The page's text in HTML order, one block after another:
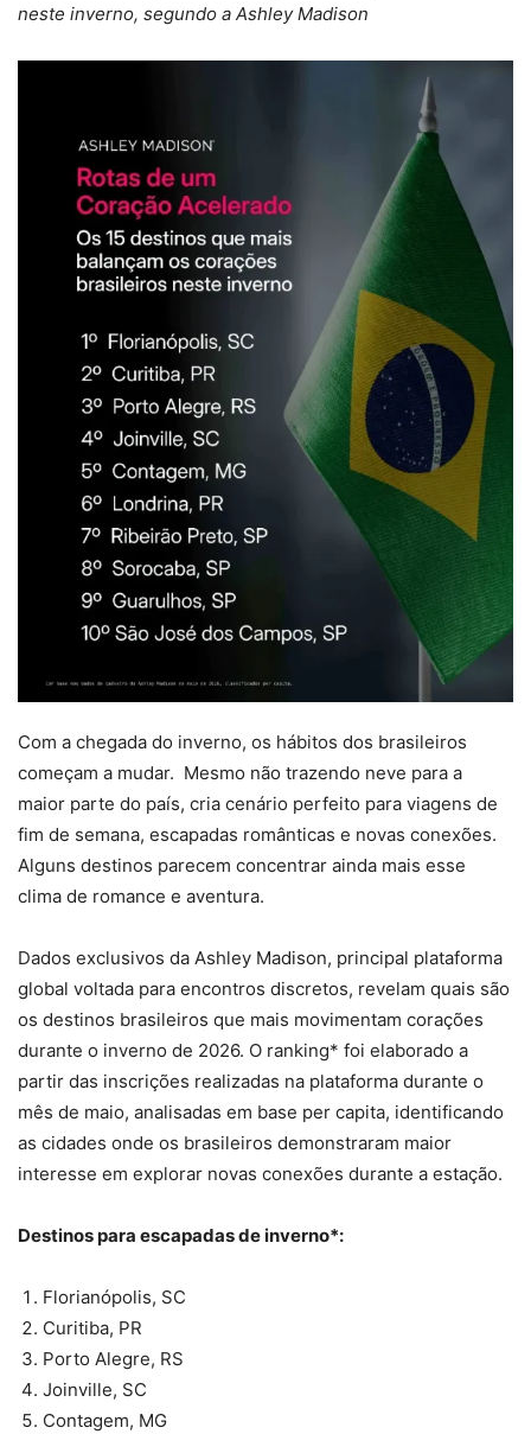
neste inverno, segundo a Ashley Madison
Com a chegada do inverno, os hábitos dos brasileiros
começam a mudar. Mesmo não trazendo neve para a
maior parte do país, cria cenário perfeito para viagens de
fim de semana, escapadas românticas e novas conexões.
Alguns destinos parecem concentrar ainda mais esse
clima de romance e aventura.
Dados exclusivos da Ashley Madison, principal plataforma
global voltada para encontros discretos, revelam quais são
os destinos brasileiros que mais movimentam corações
durante o inverno de 2026. O ranking* foi elaborado a
partir das inscrições realizadas na plataforma durante o
mês de maio, analisadas em base per capita, identificando
as cidades onde os brasileiros demonstraram maior
interesse em explorar novas conexões durante a estação.
Destinos para escapadas de inverno*:
Florianópolis, SC
Curitiba, PR
Porto Alegre, RS
Joinville, SC
Contagem, MG